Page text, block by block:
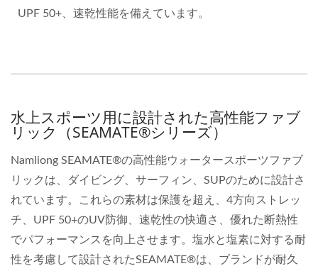
UPF 50+、速乾性能を備えています。
水上スポーツ用に設計された高性能ファブ
リック（SEAMATE®シリーズ）
Namliong SEAMATE®の高性能ウォータースポーツファブ
リックは、ダイビング、サーフィン、SUPのために設計さ
れています。これらの素材は保護を超え、4方向ストレッ
チ、UPF 50+のUV防御、速乾性の快適さ、優れた断熱性
でパフォーマンスを向上させます。塩水と塩素に対する耐
性を考慮して設計されたSEAMATE®は、ブランドが耐久